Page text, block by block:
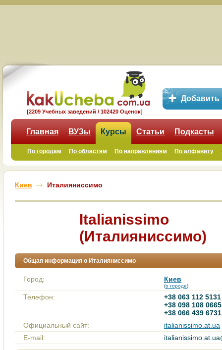
Добавить
[2209 Учебных заведений / 102420 Оценок]
Главная ВУЗы Курсы Статьи Подкасты
По городам По областям По направлениям По алфавиту
Киев Италияниссимо
Italianissimo
(Италияниссимо)
Общая информация о Италияниссимо
Город: Киев
(о городе)
Телефон:
+38 063 112 5131
+38 098 108 0665
+38 066 439 6731
Официальный сайт:
italianissimo.at.ua
E-mail: